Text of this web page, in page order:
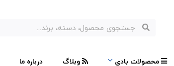
محصولات بادی وبلاگ درباره ما